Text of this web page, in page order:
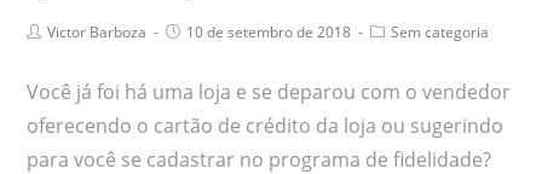
Victor Barboza 10 de setembro de 2018 Sem categoria
Você já foi há uma loja e se deparou com o vendedor
oferecendo o cartão de crédito da loja ou sugerindo
para você se cadastrar no programa de fidelidade?